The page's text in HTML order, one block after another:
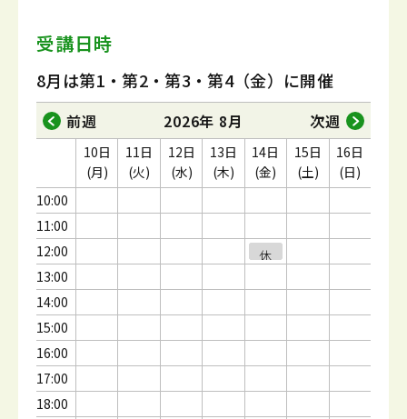
受講日時
8月は第1・第2・第3・第4（金）に開催
前週 2026年 8月 次週
10:00
11:00
12:00
13:00
14:00
15:00
16:00
17:00
18:00
10日
(月)
11日
(火)
12日
(水)
13日
(木)
14日
(金)
15日
(土)
16日
(日)
休
休
休
休
休